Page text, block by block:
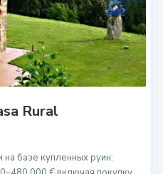
Rural
на базе купленных руин: